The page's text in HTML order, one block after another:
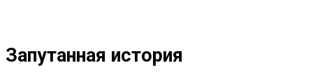
Запутанная история